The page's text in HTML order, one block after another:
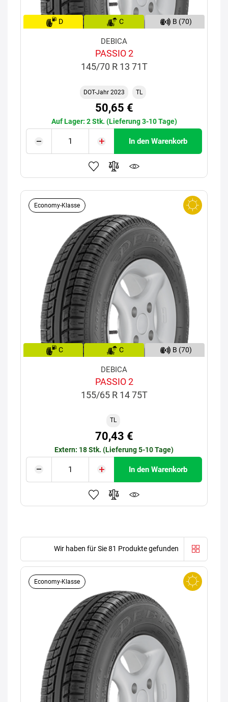
D C B (70)
DEBICA
PASSIO 2
145/70 R 13 71T
DOT-Jahr 2023 TL
50,65 €
Auf Lager: 2 Stk. (Lieferung 3-10 Tage)
In den Warenkorb
Economy-Klasse
C C B (70)
DEBICA
PASSIO 2
155/65 R 14 75T
TL
70,43 €
Extern: 18 Stk. (Lieferung 5-10 Tage)
In den Warenkorb
Wir haben für Sie 81 Produkte gefunden
Economy-Klasse